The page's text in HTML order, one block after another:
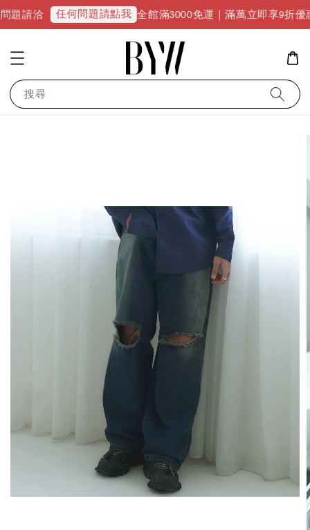
任何問題請點我 全館滿3000免運｜滿萬立即享9折優惠並升
搜尋